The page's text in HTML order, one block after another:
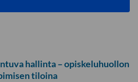
hallinta – opiskeluhuollon
tiloina